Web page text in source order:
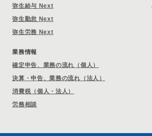
弥生給与 Next
弥生勤怠 Next
弥生労務 Next
業務情報
確定申告、業務の流れ（個人）
決算・申告、業務の流れ（法人）
消費税（個人・法人）
労務相談